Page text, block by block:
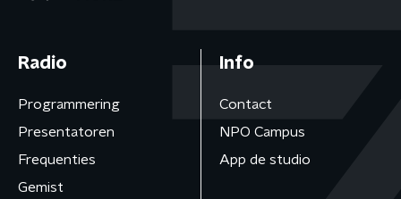
Radio
Programmering
Presentatoren
Frequenties
Gemist
Info
Contact
NPO Campus
App de studio